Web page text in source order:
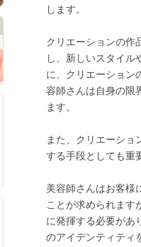
します。
クリエーションの作
し、新しいスタイル
に、クリエーション
容師さんは自身の限
ます。
また、クリエーショ
する手段としても重
美容師さんはお客様
ことが求められます
に発揮する必要があ
のアイデンティティ